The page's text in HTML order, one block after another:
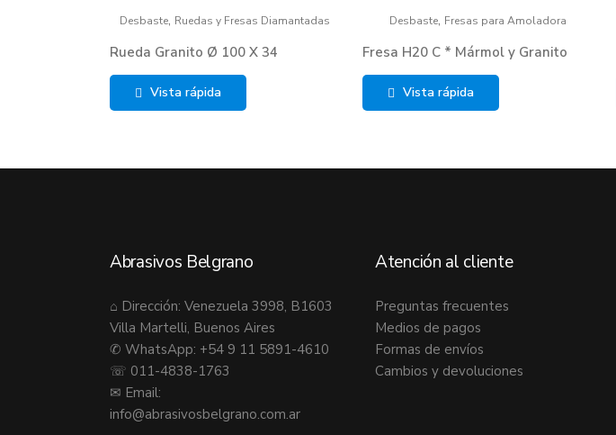
Desbaste, Ruedas y Fresas Diamantadas
Rueda Granito Ø 100 X 34
Vista rápida
Desbaste, Fresas para Amoladora
Fresa H20 C * Mármol y Granito
Vista rápida
Abrasivos Belgrano
⌂ Dirección: Venezuela 3998, B1603
Villa Martelli, Buenos Aires
✆ WhatsApp: +54 9 11 5891-4610
☏ 011-4838-1763
✉ Email:
info@abrasivosbelgrano.com.ar
Atención al cliente
Preguntas frecuentes
Medios de pagos
Formas de envíos
Cambios y devoluciones